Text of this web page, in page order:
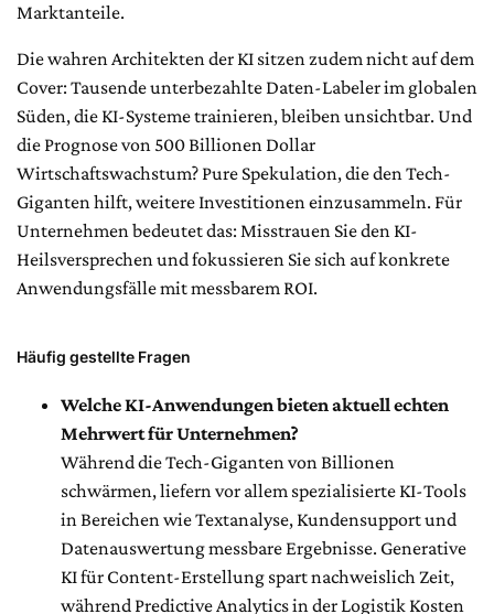
Marktanteile.
Die wahren Architekten der KI sitzen zudem nicht auf dem
Cover: Tausende unterbezahlte Daten-Labeler im globalen
Süden, die KI-Systeme trainieren, bleiben unsichtbar. Und
die Prognose von 500 Billionen Dollar
Wirtschaftswachstum? Pure Spekulation, die den Tech-
Giganten hilft, weitere Investitionen einzusammeln. Für
Unternehmen bedeutet das: Misstrauen Sie den KI-
Heilsversprechen und fokussieren Sie sich auf konkrete
Anwendungsfälle mit messbarem ROI.
Häufig gestellte Fragen
Welche KI-Anwendungen bieten aktuell echten
Mehrwert für Unternehmen?
Während die Tech-Giganten von Billionen
schwärmen, liefern vor allem spezialisierte KI-Tools
in Bereichen wie Textanalyse, Kundensupport und
Datenauswertung messbare Ergebnisse. Generative
KI für Content-Erstellung spart nachweislich Zeit,
während Predictive Analytics in der Logistik Kosten